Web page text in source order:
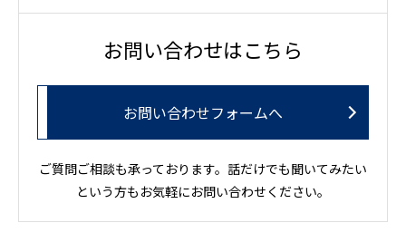
お問い合わせはこちら
お問い合わせフォームへ
ご質問ご相談も承っております。話だけでも聞いてみたい
という方もお気軽にお問い合わせください。